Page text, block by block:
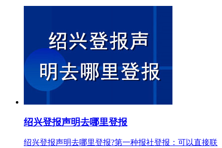
绍兴登报声明去哪里登报
绍兴登报声明去哪里登报?第一种报社登报：可以直接联